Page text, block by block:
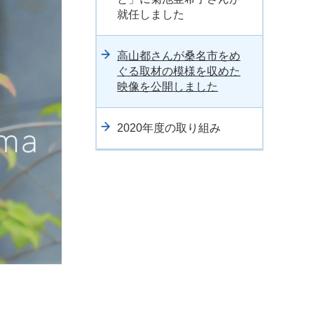
就任しました
高山都さんが桑名市をめ
ぐる取材の模様を収めた
映像を公開しました
2020年度の取り組み